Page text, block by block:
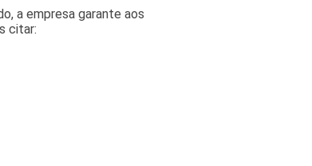
a empresa garante aos
citar: